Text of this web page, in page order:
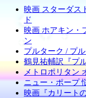
映画 スターダス
ド
映画 ホアキン・
ン
プルターク / プ
鶴見祐輔訳『プ
メトロポリタン
ニュー・ポープ
映画『カリートの